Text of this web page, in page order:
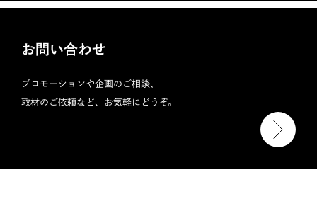
お問い合わせ
プロモーションや企画のご相談、
取材のご依頼など、お気軽にどうぞ。